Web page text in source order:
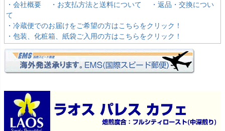
・会社概要 ・お支払方法と送料について
・返品・交換につい
て
・冷蔵便でのお届けをご希望の方はこちらをクリック！
・包装、化粧箱、紙袋ご入用の方はこちらをクリック！